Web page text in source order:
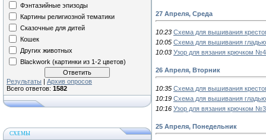
Фэнтазийные эпизоды
Картины религиозной тематики
Сказочные для дитей
Кошек
Других животных
Blackwork (картинки из 1-2 цветов)
Результаты | Архив опросов
Всего ответов: 1582
СХЕМЫ
27 Апреля, Среда
10:23 Схема для вышивания
10:05 Схема для вышивания
10:03 Узор для вязания крючком
26 Апреля, Вторник
10:35 Схема для вышивания
10:19 Схема для вышивания
10:16 Узор для вязания крючком
25 Апреля, Понедельник